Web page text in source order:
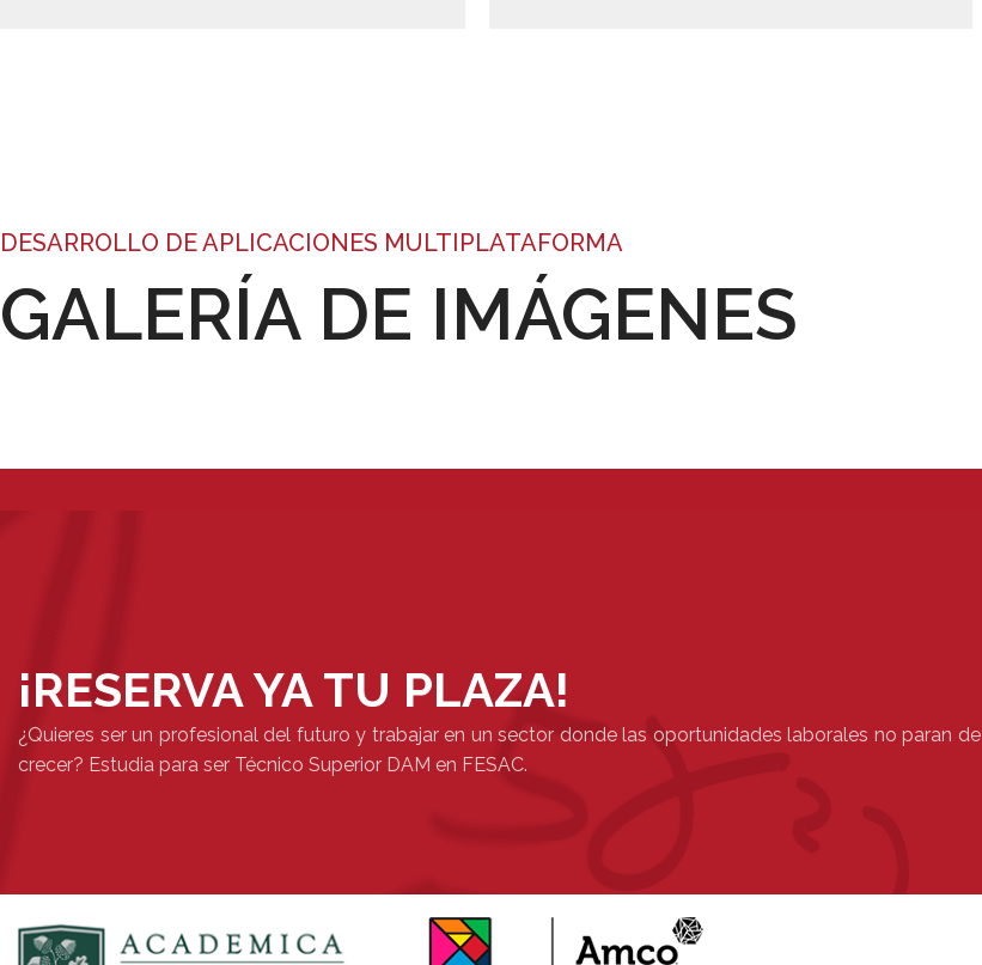
DESARROLLO DE APLICACIONES MULTIPLATAFORMA
GALERÍA DE IMÁGENES
¡RESERVA YA TU PLAZA!
¿Quieres ser un profesional del futuro y trabajar en un sector donde las oportunidades laborales no paran de
crecer? Estudia para ser Técnico Superior DAM en FESAC.